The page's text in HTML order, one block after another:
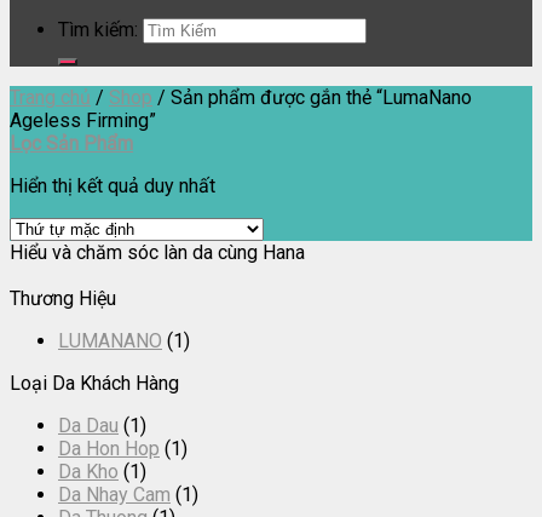
Tìm kiếm:
Trang chủ / Shop / Sản phẩm được gắn thẻ “LumaNano
Ageless Firming”
Lọc Sản Phẩm
Hiển thị kết quả duy nhất
Hiểu và chăm sóc làn da cùng Hana
Thương Hiệu
LUMANANO (1)
Loại Da Khách Hàng
Da Dau (1)
Da Hon Hop (1)
Da Kho (1)
Da Nhay Cam (1)